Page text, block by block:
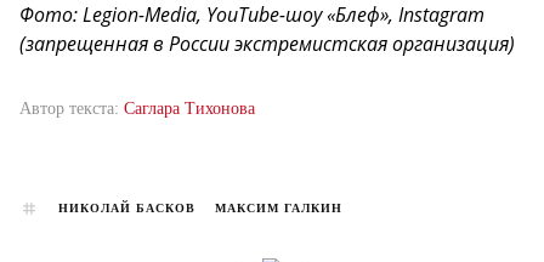
Фото: Legion-Media, YouTube-шоу «Блеф», Instagram
(запрещенная в России экстремистская организация)
Автор текста: Саглара Тихонова
НИКОЛАЙ БАСКОВ МАКСИМ ГАЛКИН